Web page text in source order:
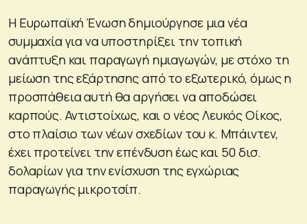
Η Ευρωπαϊκή Ένωση δημιούργησε μια νέα
συμμαχία για να υποστηρίξει την τοπική
ανάπτυξη και παραγωγή ημιαγωγών, με στόχο τη
μείωση της εξάρτησης από το εξωτερικό, όμως η
προσπάθεια αυτή θα αργήσει να αποδώσει
καρπούς. Αντιστοίχως, και ο νέος Λευκός Οίκος,
στο πλαίσιο των νέων σχεδίων του κ. Μπάιντεν,
έχει προτείνει την επένδυση έως και 50 δισ.
δολαρίων για την ενίσχυση της εγχώριας
παραγωγής μικροτσίπ.